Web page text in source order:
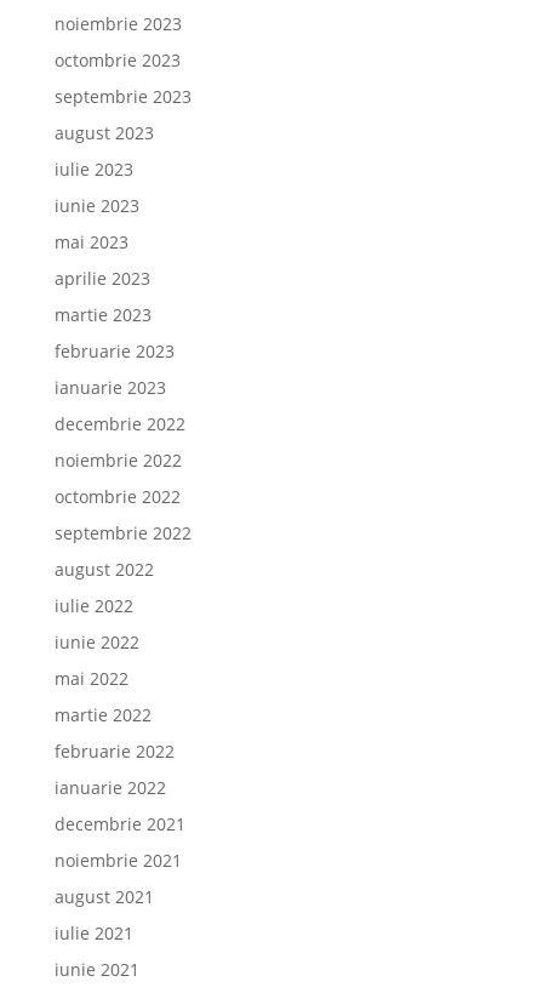
noiembrie 2023
octombrie 2023
septembrie 2023
august 2023
iulie 2023
iunie 2023
mai 2023
aprilie 2023
martie 2023
februarie 2023
ianuarie 2023
decembrie 2022
noiembrie 2022
octombrie 2022
septembrie 2022
august 2022
iulie 2022
iunie 2022
mai 2022
martie 2022
februarie 2022
ianuarie 2022
decembrie 2021
noiembrie 2021
august 2021
iulie 2021
iunie 2021